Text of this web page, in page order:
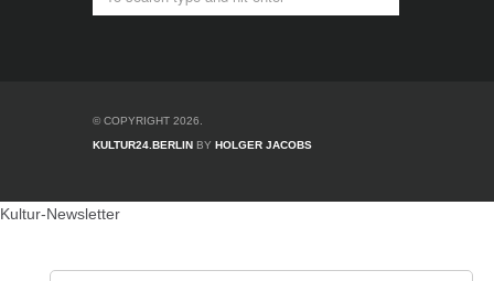
© COPYRIGHT 2026.
KULTUR24.BERLINBY HOLGER JACOBS
Kultur-Newsletter